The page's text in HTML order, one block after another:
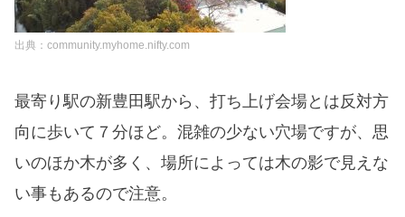
出典：community.myhome.nifty.com
最寄り駅の新豊田駅から、打ち上げ会場とは反対方
向に歩いて７分ほど。混雑の少ない穴場ですが、思
いのほか木が多く、場所によっては木の影で見えな
い事もあるので注意。